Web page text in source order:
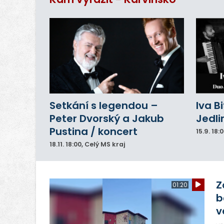
Setkání s legendou –
Peter Dvorský a Jakub
Pustina / koncert
18.11.18:00, Celý MS kraj
Iva
15.9.
01:20